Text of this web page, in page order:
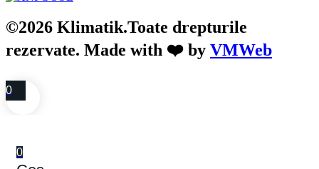
©2026 Klimatik.Toate drepturile
rezervate. Made with ❤️ by VMWeb
0
0